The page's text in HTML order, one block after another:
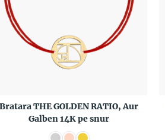
Bratara THE GOLDEN RATIO, Aur
Galben 14K pe snur